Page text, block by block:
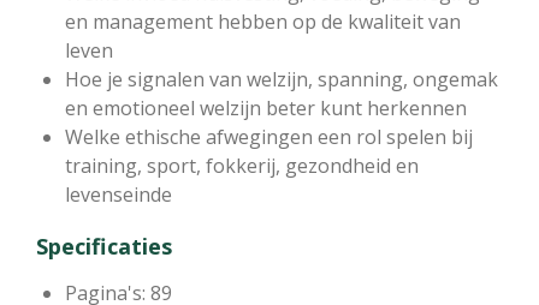
en management hebben op de kwaliteit van
leven
Hoe je signalen van welzijn, spanning, ongemak
en emotioneel welzijn beter kunt herkennen
Welke ethische afwegingen een rol spelen bij
training, sport, fokkerij, gezondheid en
levenseinde
Specificaties
Pagina's: 89